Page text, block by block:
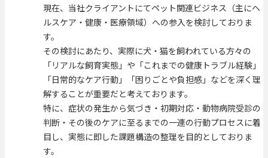
現在、当社クライアントにてペット関連ビジネス（主にヘ
ルスケア・健康・医療領域）への参入を検討しておりま
す。
その検討にあたり、実際に犬・猫を飼われている方々の
「リアルな飼育実態」や「これまでの健康トラブル経験」
「日常的なケア行動」「困りごとや負担感」などを深く理
解することが重要だと考えております。
特に、症状の発生から気づき・初期対応・動物病院受診の
判断・その後のケアに至るまでの一連の行動プロセスに着
目し、実態に即した課題構造の整理を目的としておりま
す。